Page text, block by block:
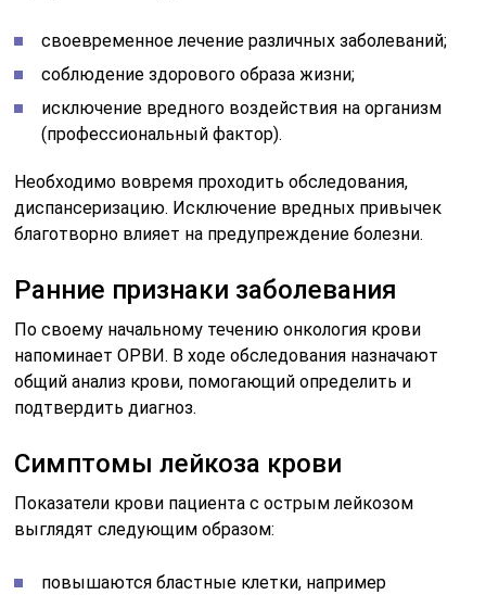
своевременное лечение различных заболеваний;
соблюдение здорового образа жизни;
исключение вредного воздействия на организм
(профессиональный фактор).
Необходимо вовремя проходить обследования,
диспансеризацию. Исключение вредных привычек
благотворно влияет на предупреждение болезни.
Ранние признаки заболевания
По своему начальному течению онкология крови
напоминает ОРВИ. В ходе обследования назначают
общий анализ крови, помогающий определить и
подтвердить диагноз.
Симптомы лейкоза крови
Показатели крови пациента с острым лейкозом
выглядят следующим образом:
повышаются бластные клетки, например